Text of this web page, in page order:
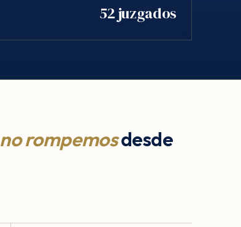
52 juzgados
no rompemosdesde